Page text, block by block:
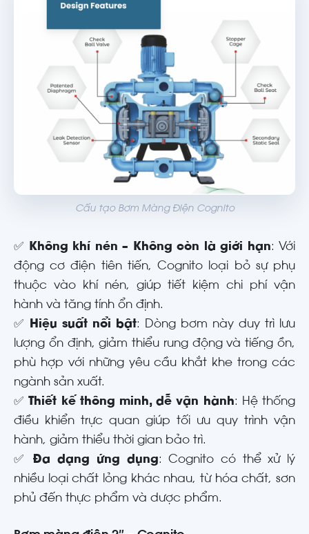
Cấu tạo Bơm Màng Điện Cognito
✅ Không khí nén – Không còn là giới hạn: Với
động cơ điện tiên tiến, Cognito loại bỏ sự phụ
thuộc vào khí nén, giúp tiết kiệm chi phí vận
hành và tăng tính ổn định.
✅
Hiệu suất nổi bật: Dòng bơm này duy trì lưu
lượng ổn định, giảm thiểu rung động và tiếng ồn,
phù hợp với những yêu cầu khắt khe trong các
ngành sản xuất.
✅Thiết kế thông minh, dễ vận hành: Hệ thống
điều khiển trực quan giúp tối ưu quy trình vận
hành, giảm thiểu thời gian bảo trì.
✅Đa dạng ứng dụng: Cognito có thể xử lý
nhiều loại chất lỏng khác nhau, từ hóa chất, sơn
phủ đến thực phẩm và dược phẩm.